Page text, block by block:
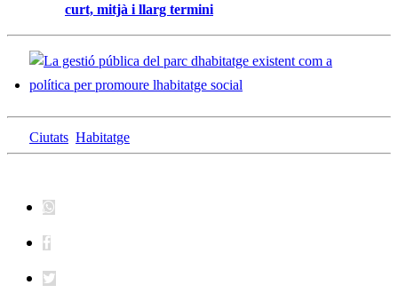
curt, mitjà i llarg termini
Ciutats Habitatge